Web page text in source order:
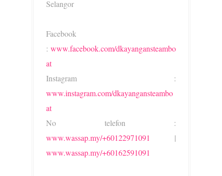
Selangor
Facebook
: www.facebook.com/dkayangansteambo
at
Instagram :
www.instagram.com/dkayangansteambo
at
No telefon :
www.wassap.my/+60122971091
|
www.wassap.my/+60162591091